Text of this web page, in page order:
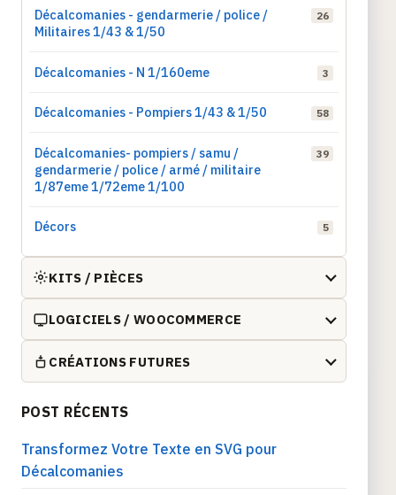
Décalcomanies - gendarmerie / police /
Militaires 1/43 & 1/50
26
Décalcomanies - N 1/160eme 3
Décalcomanies - Pompiers 1/43 & 1/50 58
Décalcomanies- pompiers / samu /
gendarmerie / police / armé / militaire
1/87eme 1/72eme 1/100
39
Décors 5
KITS / PIÈCES
LOGICIELS / WOOCOMMERCE
CRÉATIONS FUTURES
POST RÉCENTS
Transformez Votre Texte en SVG pour
Décalcomanies